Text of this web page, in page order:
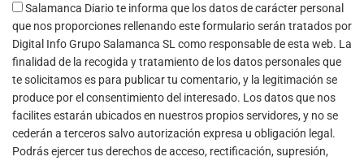
Salamanca Diario te informa que los datos de carácter personal
que nos proporciones rellenando este formulario serán tratados por
Digital Info Grupo Salamanca SL como responsable de esta web. La
finalidad de la recogida y tratamiento de los datos personales que
te solicitamos es para publicar tu comentario, y la legitimación se
produce por el consentimiento del interesado. Los datos que nos
facilites estarán ubicados en nuestros propios servidores, y no se
cederán a terceros salvo autorización expresa u obligación legal.
Podrás ejercer tus derechos de acceso, rectificación, supresión,